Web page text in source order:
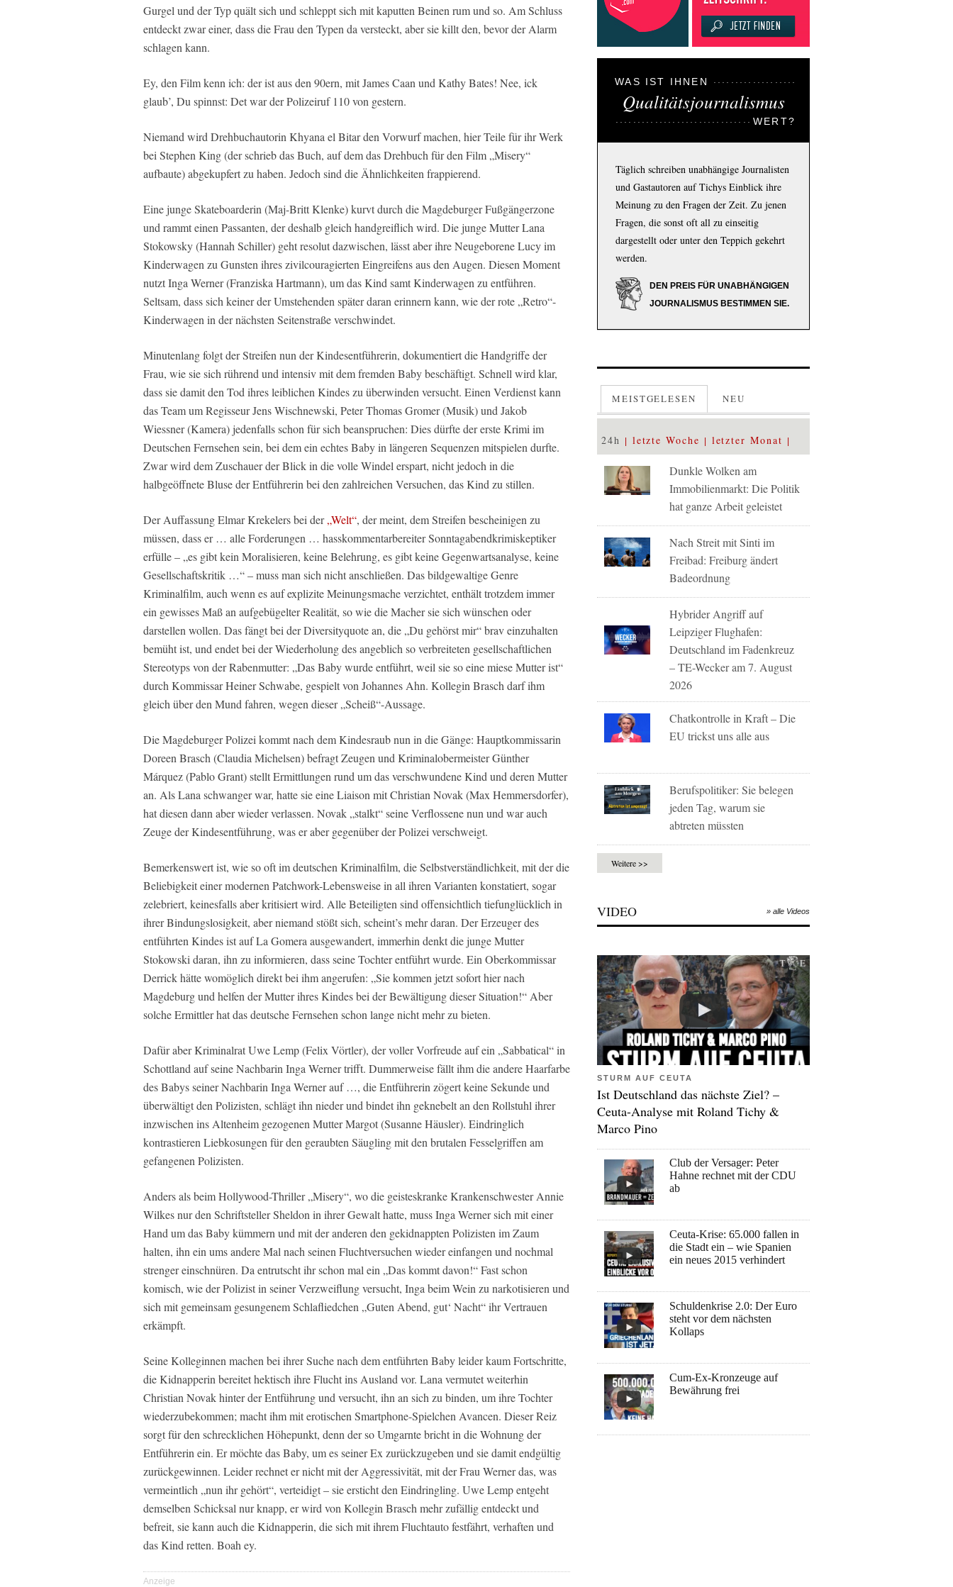
Gurgel und der Typ quält sich und schleppt sich mit kaputten Beinen rum und so. Am Schluss
entdeckt zwar einer, dass die Frau den Typen da versteckt, aber sie killt den, bevor der Alarm
schlagen kann.
Ey, den Film kenn ich: der ist aus den 90ern, mit James Caan und Kathy Bates! Nee, ick
glaub’, Du spinnst: Det war der Polizeiruf 110 von gestern.
Niemand wird Drehbuchautorin Khyana el Bitar den Vorwurf machen, hier Teile für ihr Werk
bei Stephen King (der schrieb das Buch, auf dem das Drehbuch für den Film „Misery“
aufbaute) abgekupfert zu haben. Jedoch sind die Ähnlichkeiten frappierend.
Eine junge Skateboarderin (Maj-Britt Klenke) kurvt durch die Magdeburger Fußgängerzone
und rammt einen Passanten, der deshalb gleich handgreiflich wird. Die junge Mutter Lana
Stokowsky (Hannah Schiller) geht resolut dazwischen, lässt aber ihre Neugeborene Lucy im
Kinderwagen zu Gunsten ihres zivilcouragierten Eingreifens aus den Augen. Diesen Moment
nutzt Inga Werner (Franziska Hartmann), um das Kind samt Kinderwagen zu entführen.
Seltsam, dass sich keiner der Umstehenden später daran erinnern kann, wie der rote „Retro“-
Kinderwagen in der nächsten Seitenstraße verschwindet.
Minutenlang folgt der Streifen nun der Kindesentführerin, dokumentiert die Handgriffe der
Frau, wie sie sich rührend und intensiv mit dem fremden Baby beschäftigt. Schnell wird klar,
dass sie damit den Tod ihres leiblichen Kindes zu überwinden versucht. Einen Verdienst kann
das Team um Regisseur Jens Wischnewski, Peter Thomas Gromer (Musik) und Jakob
Wiessner (Kamera) jedenfalls schon für sich beanspruchen: Dies dürfte der erste Krimi im
Deutschen Fernsehen sein, bei dem ein echtes Baby in längeren Sequenzen mitspielen durfte.
Zwar wird dem Zuschauer der Blick in die volle Windel erspart, nicht jedoch in die
halbgeöffnete Bluse der Entführerin bei den zahlreichen Versuchen, das Kind zu stillen.
Der Auffassung Elmar Krekelers bei der„Welt“, der meint, dem Streifen bescheinigen zu
müssen, dass er … alle Forderungen … hasskommentarbereiter Sonntagabendkrimiskeptiker
erfülle – „es gibt kein Moralisieren, keine Belehrung, es gibt keine Gegenwartsanalyse, keine
Gesellschaftskritik …“ – muss man sich nicht anschließen. Das bildgewaltige Genre
Kriminalfilm, auch wenn es auf explizite Meinungsmache verzichtet, enthält trotzdem immer
ein gewisses Maß an aufgebügelter Realität, so wie die Macher sie sich wünschen oder
darstellen wollen. Das fängt bei der Diversityquote an, die „Du gehörst mir“ brav einzuhalten
bemüht ist, und endet bei der Wiederholung des angeblich so verbreiteten gesellschaftlichen
Stereotyps von der Rabenmutter: „Das Baby wurde entführt, weil sie so eine miese Mutter ist“
durch Kommissar Heiner Schwabe, gespielt von Johannes Ahn. Kollegin Brasch darf ihm
gleich über den Mund fahren, wegen dieser „Scheiß“-Aussage.
Die Magdeburger Polizei kommt nach dem Kindesraub nun in die Gänge: Hauptkommissarin
Doreen Brasch (Claudia Michelsen) befragt Zeugen und Kriminalobermeister Günther
Márquez (Pablo Grant) stellt Ermittlungen rund um das verschwundene Kind und deren Mutter
an. Als Lana schwanger war, hatte sie eine Liaison mit Christian Novak (Max Hemmersdorfer),
hat diesen dann aber wieder verlassen. Novak „stalkt“ seine Verflossene nun und war auch
Zeuge der Kindesentführung, was er aber gegenüber der Polizei verschweigt.
Bemerkenswert ist, wie so oft im deutschen Kriminalfilm, die Selbstverständlichkeit, mit der die
Beliebigkeit einer modernen Patchwork-Lebensweise in all ihren Varianten konstatiert, sogar
zelebriert, keinesfalls aber kritisiert wird. Alle Beteiligten sind offensichtlich tiefunglücklich in
ihrer Bindungslosigkeit, aber niemand stößt sich, scheint’s mehr daran. Der Erzeuger des
entführten Kindes ist auf La Gomera ausgewandert, immerhin denkt die junge Mutter
Stokowski daran, ihn zu informieren, dass seine Tochter entführt wurde. Ein Oberkommissar
Derrick hätte womöglich direkt bei ihm angerufen: „Sie kommen jetzt sofort hier nach
Magdeburg und helfen der Mutter ihres Kindes bei der Bewältigung dieser Situation!“ Aber
solche Ermittler hat das deutsche Fernsehen schon lange nicht mehr zu bieten.
Dafür aber Kriminalrat Uwe Lemp (Felix Vörtler), der voller Vorfreude auf ein „Sabbatical“ in
Schottland auf seine Nachbarin Inga Werner trifft. Dummerweise fällt ihm die andere Haarfarbe
des Babys seiner Nachbarin Inga Werner auf …, die Entführerin zögert keine Sekunde und
überwältigt den Polizisten, schlägt ihn nieder und bindet ihn geknebelt an den Rollstuhl ihrer
inzwischen ins Altenheim gezogenen Mutter Margot (Susanne Häusler). Eindringlich
kontrastieren Liebkosungen für den geraubten Säugling mit den brutalen Fesselgriffen am
gefangenen Polizisten.
Anders als beim Hollywood-Thriller „Misery“, wo die geisteskranke Krankenschwester Annie
Wilkes nur den Schriftsteller Sheldon in ihrer Gewalt hatte, muss Inga Werner sich mit einer
Hand um das Baby kümmern und mit der anderen den gekidnappten Polizisten im Zaum
halten, ihn ein ums andere Mal nach seinen Fluchtversuchen wieder einfangen und nochmal
strenger einschnüren. Da entrutscht ihr schon mal ein „Das kommt davon!“ Fast schon
komisch, wie der Polizist in seiner Verzweiflung versucht, Inga beim Wein zu narkotisieren und
sich mit gemeinsam gesungenem Schlafliedchen „Guten Abend, gut‘ Nacht“ ihr Vertrauen
erkämpft.
Seine Kolleginnen machen bei ihrer Suche nach dem entführten Baby leider kaum Fortschritte,
die Kidnapperin bereitet hektisch ihre Flucht ins Ausland vor. Lana vermutet weiterhin
Christian Novak hinter der Entführung und versucht, ihn an sich zu binden, um ihre Tochter
wiederzubekommen; macht ihm mit erotischen Smartphone-Spielchen Avancen. Dieser Reiz
sorgt für den schrecklichen Höhepunkt, denn der so Umgarnte bricht in die Wohnung der
Entführerin ein. Er möchte das Baby, um es seiner Ex zurückzugeben und sie damit endgültig
zurückgewinnen. Leider rechnet er nicht mit der Aggressivität, mit der Frau Werner das, was
vermeintlich „nun ihr gehört“, verteidigt – sie ersticht den Eindringling. Uwe Lemp entgeht
demselben Schicksal nur knapp, er wird von Kollegin Brasch mehr zufällig entdeckt und
befreit, sie kann auch die Kidnapperin, die sich mit ihrem Fluchtauto festfährt, verhaften und
das Kind retten. Boah ey.
Anzeige
WAS IST IHNEN
Qualitätsjournalismus
WERT?
Täglich schreiben unabhängige Journalisten
und Gastautoren auf Tichys Einblick ihre
Meinung zu den Fragen der Zeit. Zu jenen
Fragen, die sonst oft all zu einseitig
dargestellt oder unter den Teppich gekehrt
werden.
DEN PREIS FÜR UNABHÄNGIGEN
JOURNALISMUS BESTIMMEN SIE.
MEISTGELESEN NEU
24h letzte Woche letzter Monat
Dunkle Wolken am
Immobilienmarkt: Die Politik
hat ganze Arbeit geleistet
Nach Streit mit Sinti im
Freibad: Freiburg ändert
Badeordnung
Hybrider Angriff auf
Leipziger Flughafen:
Deutschland im Fadenkreuz
– TE-Wecker am 7. August
2026
Chatkontrolle in Kraft – Die
EU trickst uns alle aus
Berufspolitiker: Sie belegen
jeden Tag, warum sie
abtreten müssten
Weitere >>
VIDEO » alle Videos
STURM AUF CEUTA
Ist Deutschland das nächste Ziel? –
Ceuta-Analyse mit Roland Tichy &
Marco Pino
Club der Versager: Peter
Hahne rechnet mit der CDU
ab
Ceuta-Krise: 65.000 fallen in
die Stadt ein – wie Spanien
ein neues 2015 verhindert
Schuldenkrise 2.0: Der Euro
steht vor dem nächsten
Kollaps
Cum-Ex-Kronzeuge auf
Bewährung frei